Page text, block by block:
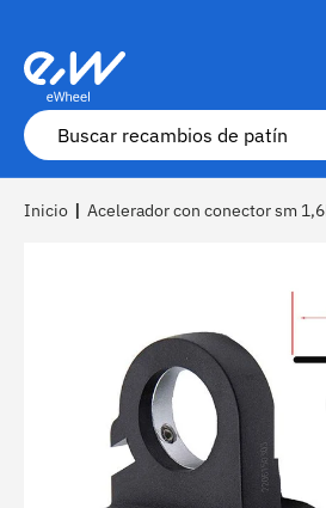
Ir al contenido
Buscar
Inicio | Acelerador con conector sm